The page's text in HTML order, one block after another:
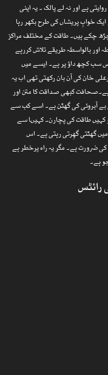
ہے اور نہ لے پالک ۔ یہ اپنی
خوابِ پریشاں کی طرح بکھر رہا
چکے ہیں۔ طاقت کے مختلف مراکز
اور بالواسطہ طریقے تلاش کررہے
سب کچھ داؤ پر ہے۔ ایسے میں
خان کی آن بان رکھتی تھی اب یہ
کبھی صداقت کا متن اور
بے آبروئی کی گھٹن ہے۔ اسے کب سے
کہیں طاقت کی پچارن۔ کہیںا سے
گھٹتی گھِرتی رہتی ہے۔ اس
ضرورت ہے۔ مگر یہ راہ پرخطر ہے
ہے۔
رائٹس